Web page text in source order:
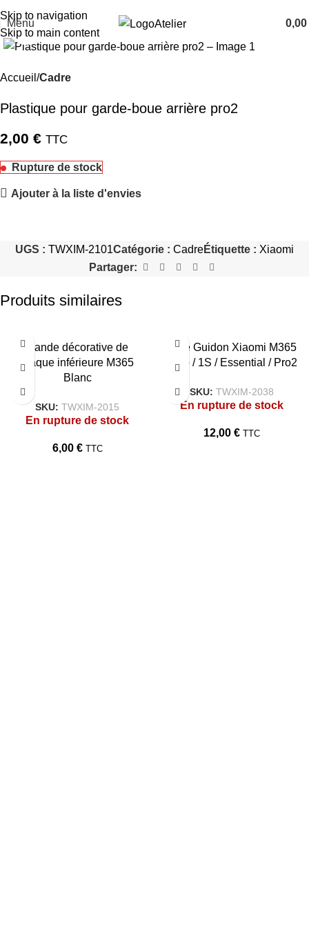
Skip to navigation
Skip to main content
Menu Atelier 0,00
Cliquez pour agrandir
Accueil Cadre
Plastique pour garde-boue arrière pro2
2,00 € TTC
Rupture de stock
Ajouter à la liste d'envies
UGS : TWXIM-2101Catégorie : CadreÉtiquette : Xiaomi
Partager:
Produits similaires
Bande décorative de
plaque inférieure M365
Blanc
SKU: TWXIM-2015
En rupture de stock
6,00 € TTC
Bare Guidon Xiaomi M365
/ Pro / 1S / Essential / Pro2
SKU: TWXIM-2038
En rupture de stock
12,00 € TTC